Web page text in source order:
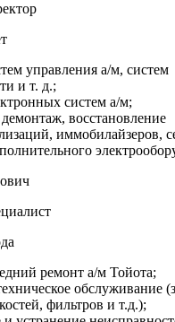
управления а/м, систем
и т. д.;
систем а/м;
восстановление
иммобилайзеров,
ремонт а/м Тойота;
обслуживание
фильтров и т.д.);